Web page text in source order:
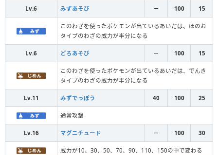
Lv.6 みずあそび － 100 15
このわざを使ったポケモンが出ているあいだは、ほのお
タイプのわざの威力が半分になる
Lv.6 どろあそび － 100 15
このわざを使ったポケモンが出ているあいだは、でんき
タイプのわざの威力が半分になる
Lv.11 みずでっぽう 40 100 25
通常攻撃
Lv.16 マグニチュード － 100 30
威力が10、30、50、70、90、110、150の中で変わる